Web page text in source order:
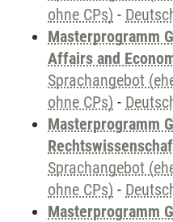
ohne CPs) -
Masterprogramm
Affairs and
Sprachangebot
ohne CPs) -
Masterprogramm
Sprachangebot
ohne CPs) -
Masterprogramm